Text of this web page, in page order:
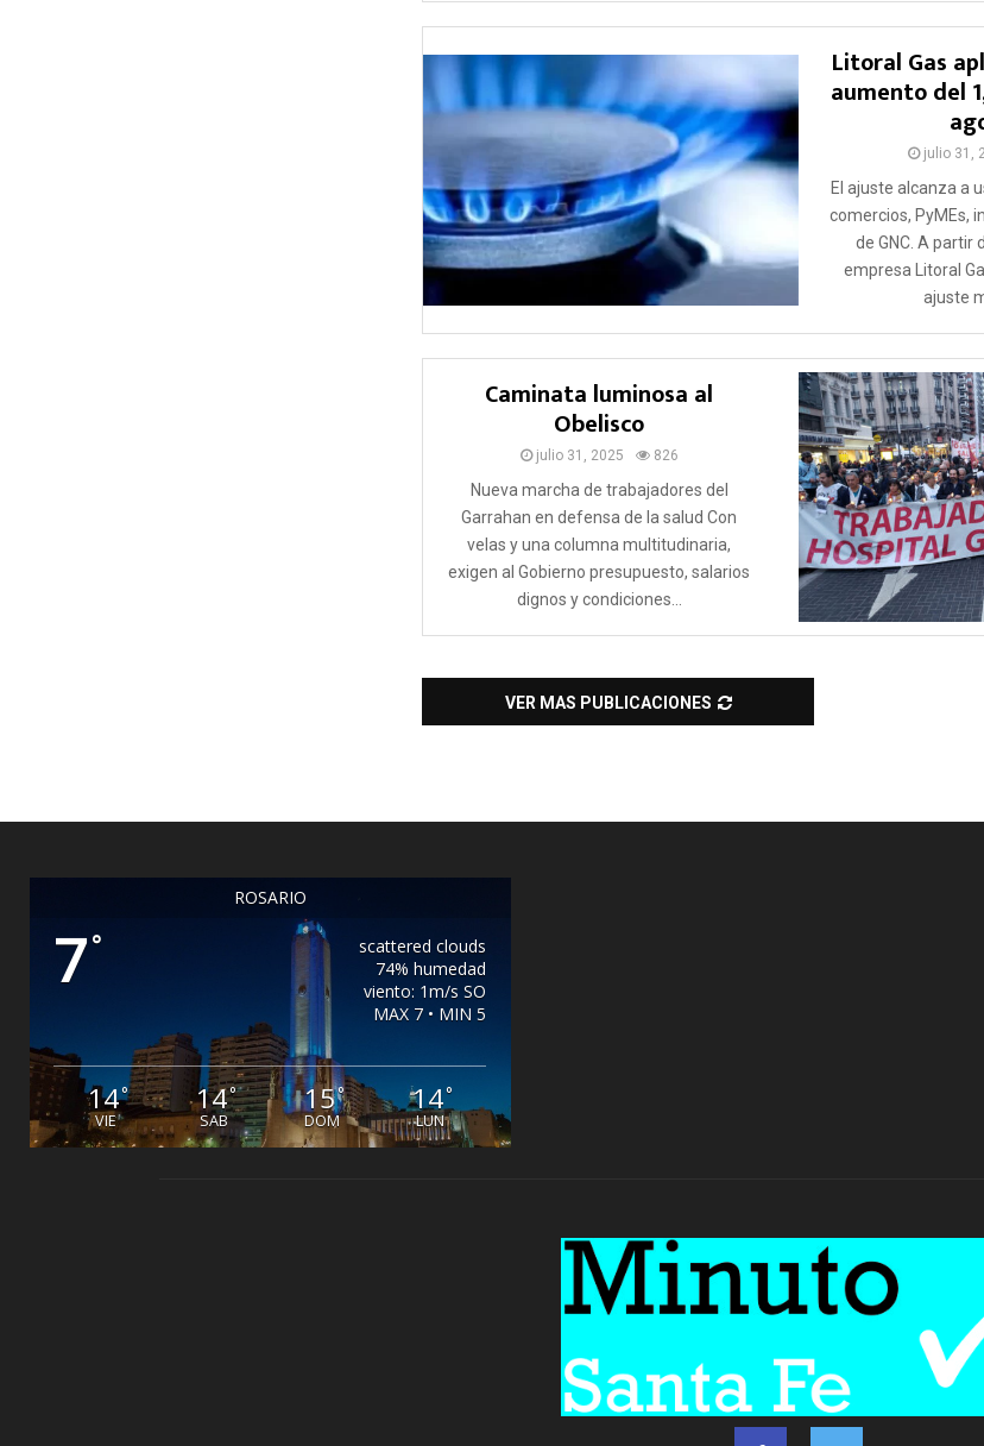
Litoral Gas
aumento del
julio 31,
El ajuste alcanza a
comercios, PyMEs,
de GNC. A partir
empresa Litoral
ajuste
Caminata luminosa al
Obelisco
julio 31, 2025 826
Nueva marcha de trabajadores del
Garrahan en defensa de la salud Con
velas y una columna multitudinaria,
exigen al Gobierno presupuesto, salarios
dignos y condiciones...
VER MAS PUBLICACIONES
ROSARIO
7°
scattered clouds
74% humedad
viento: 1m/s SO
MAX 7 • MIN 5
14°
VIE
14°
SAB
15°
DOM
14°
LUN